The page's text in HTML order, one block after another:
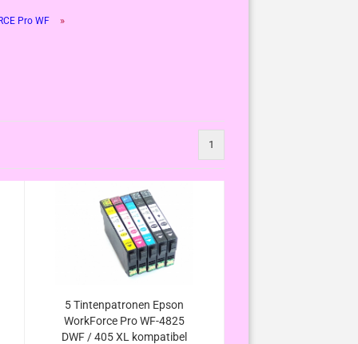
Pro WF »
1
5 Tintenpatronen Epson
WorkForce Pro WF-4825
DWF / 405 XL kompatibel